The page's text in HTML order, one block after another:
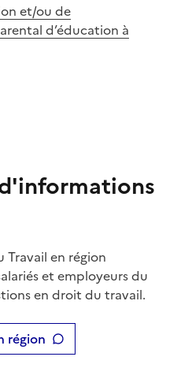
et/ou de
d’éducation à
Travail en région
et employeurs du
en droit du travail.
région